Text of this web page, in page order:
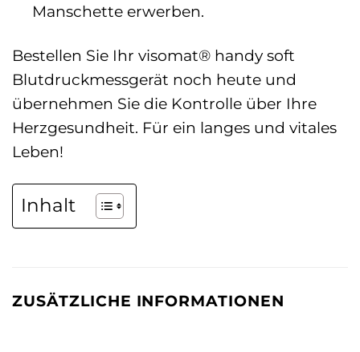
Manschette erwerben.
Bestellen Sie Ihr visomat® handy soft
Blutdruckmessgerät noch heute und
übernehmen Sie die Kontrolle über Ihre
Herzgesundheit. Für ein langes und vitales
Leben!
Inhalt
ZUSÄTZLICHE INFORMATIONEN